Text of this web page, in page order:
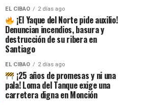
EL CIBAO 2 días ago
¡El Yaque del Norte pide auxilio!
Denuncian incendios, basura y
destrucción de su ribera en
Santiago
EL CIBAO 2 días ago
¡25 años de promesas y ni una
pala! Loma del Tanque exige una
carretera digna en Monción